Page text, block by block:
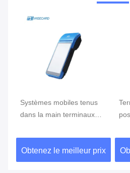
Systèmes mobiles tenus
dans la main terminaux
position du BORD GPRS
5800mAh de position de
NFC de FBI
Obtenez le meilleur prix